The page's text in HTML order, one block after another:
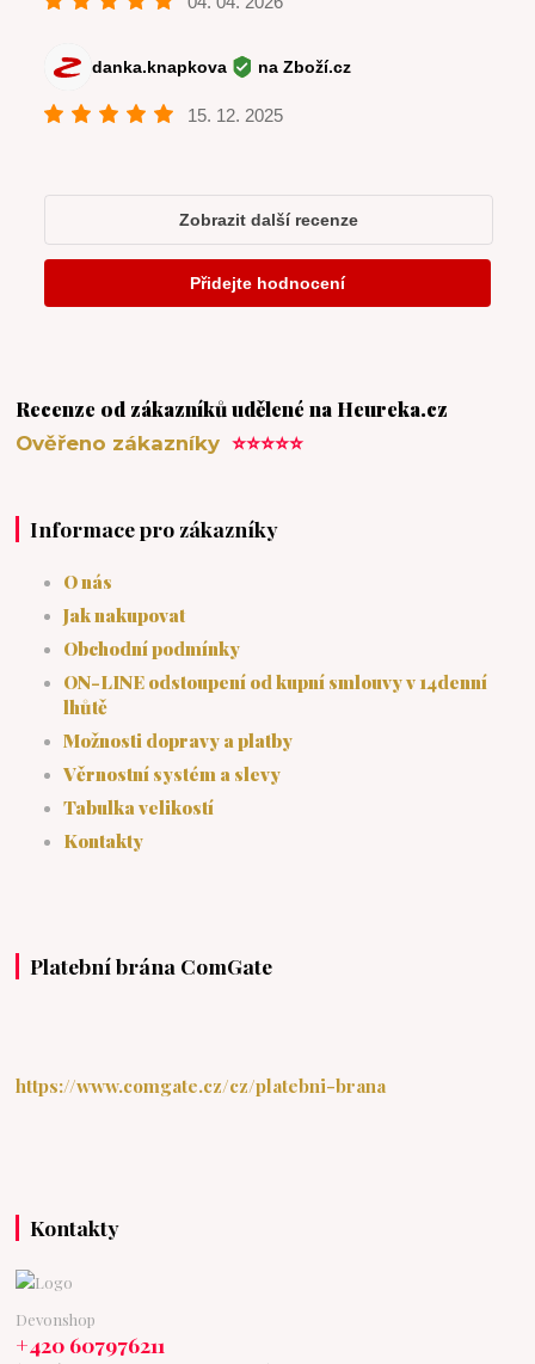
Recenze od zákazníků udělené na Heureka.cz
Ověřeno zákazníky⭐⭐⭐⭐⭐
Informace pro zákazníky
O nás
Jak nakupovat
Obchodní podmínky
ON-LINE odstoupení od kupní smlouvy v 14denní
lhůtě
Možnosti dopravy a platby
Věrnostní systém a slevy
Tabulka velikostí
Kontakty
Platební brána ComGate
https://www.comgate.cz/cz/platebni-brana
Kontakty
Devonshop
+420 607976211